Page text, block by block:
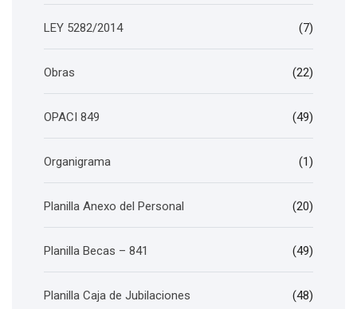
LEY 5282/2014 (7)
Obras (22)
OPACI 849 (49)
Organigrama (1)
Planilla Anexo del Personal (20)
Planilla Becas – 841 (49)
Planilla Caja de Jubilaciones (48)